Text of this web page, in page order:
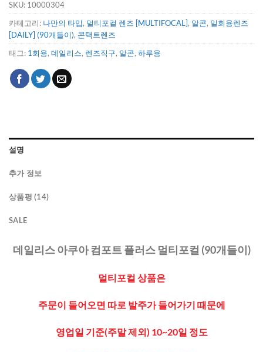
SKU: 10000304
카테고리: 나만의 타입, 멀티포컬 렌즈 [MULTIFOCAL], 알콘, 일회용렌즈
[DAILY] (90개들이), 콘택트렌즈
태그: 1회용, 데일리스, 렌즈직구, 알콘, 하루용
설명
추가 정보
상품평 (14)
SALE
데일리스 아쿠아 컴포트 플러스 멀티포컬 (90개들이)
멀티포컬 상품은
주문이 들어오면 따로 발주가 들어가기 때문에
영업일 기준(주말 제외) 10~20일 정도